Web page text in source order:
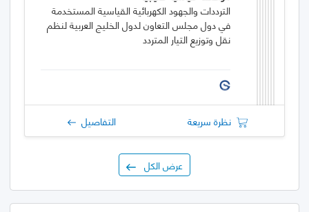
الترددات والجهود الكهربائية القياسية المستخدمة
في دول مجلس التعاون لدول الخليج العربية لنظم
نقل وتوزيع التيار المتردد
نظرة سريعة التفاصيل
عرض الكل